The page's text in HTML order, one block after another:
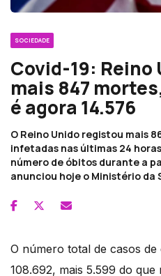
SOCIEDADE
Covid-19:
mais 847
é agora 14.576
O Reino Unido registou mais
infetadas nas últimas 24
número de óbitos durante a
anunciou hoje o Ministério da
O número total de casos
108.692, mais 5.599 do que